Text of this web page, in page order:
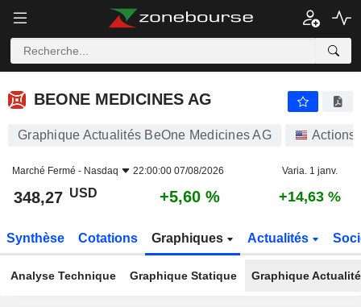
BEONE MEDICINES AG
BEONE MEDICINES AG
Graphique Actualités BeOne Medicines AG Actions
Marché Fermé - Nasdaq 22:00:00 07/08/2026 Varia. 1 janv.
348,27 USD +5,60 % +14,63 %
Synthèse Cotations Graphiques Actualités
Analyse Technique Graphique Statique Graphique